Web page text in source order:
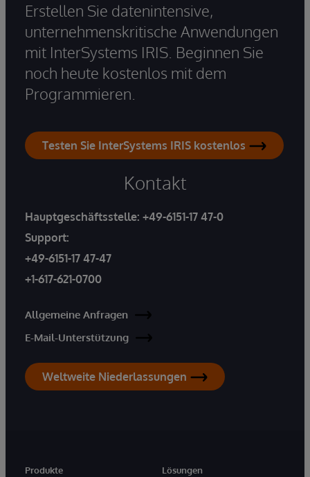
Erstellen Sie datenintensive,
unternehmenskritische Anwendungen
mit InterSystems IRIS. Beginnen Sie
noch heute kostenlos mit dem
Programmieren.
Testen Sie InterSystems IRIS kostenlos
Kontakt
Hauptgeschäftsstelle: +49-6151-17 47-0
Support:
+49-6151-17 47-47
+1-617-621-0700
Allgemeine Anfragen
E-Mail-Unterstützung
Weltweite Niederlassungen
Produkte
Lösungen